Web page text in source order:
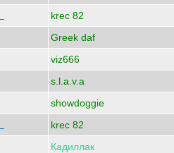
krec 82
Greek daf
viz666
s.l.a.v.a
showdoggie
krec 82
Кадиллак